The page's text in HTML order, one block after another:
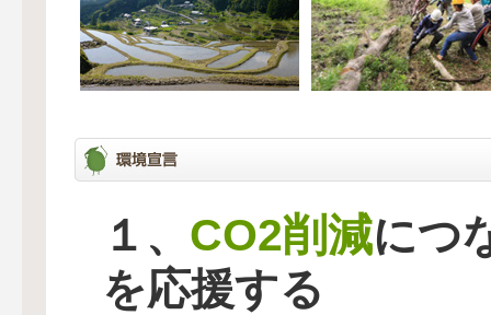
１、 CO2削減につ
を応援する